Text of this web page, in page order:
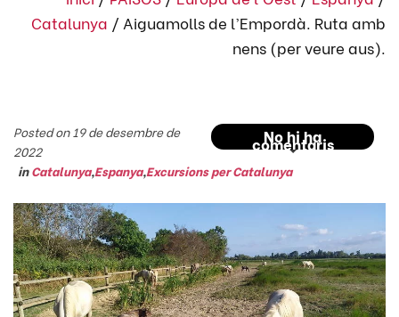
Catalunya / Aiguamolls de l’Empordà. Ruta amb
nens (per veure aus).
No hi ha
comentaris
Posted on 19 de desembre de
2022
inCatalunya,Espanya,Excursions per Catalunya